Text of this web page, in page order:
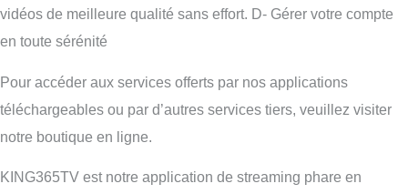
vidéos de meilleure qualité sans effort. D- Gérer votre compte
en toute sérénité
Pour accéder aux services offerts par nos applications
téléchargeables ou par d’autres services tiers, veuillez visiter
notre boutique en ligne.
KING365TV est notre application de streaming phare en